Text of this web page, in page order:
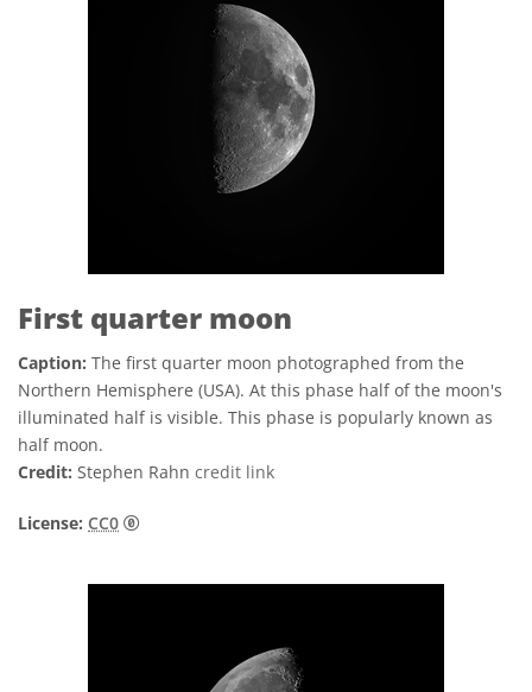
First quarter moon
Caption: The first quarter moon photographed from the
Northern Hemisphere (USA). At this phase half of the moon's
illuminated half is visible. This phase is popularly known as
half moon.
Credit: Stephen Rahn credit link
License: CC0 CC0 1.0 Universal (CC0 1.0) Ofrecimiento al